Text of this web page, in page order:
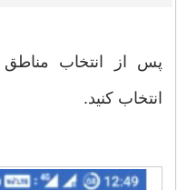
انتخاب کنید.